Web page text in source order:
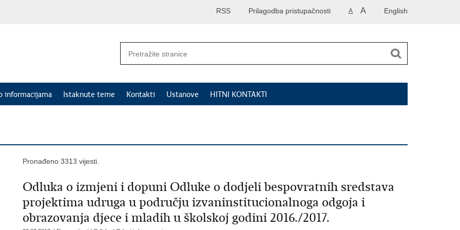
English
A A
Prilagodba pristupačnosti
RSS
informacijama Istaknute teme Kontakti Ustanove HITNI KONTAKTI
Pronađeno 3313 vijesti.
Odluka o izmjeni i dopuni Odluke o dodjeli bespovratnih sredstava
projektima udruga u području izvaninstitucionalnoga odgoja i
obrazovanja djece i mladih u školskoj godini 2016./2017.